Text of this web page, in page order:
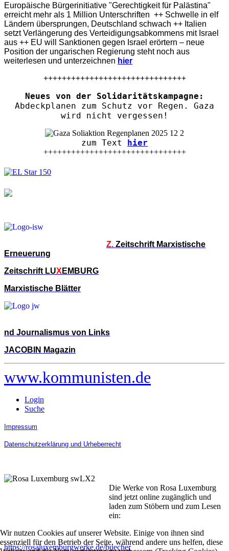
Europäische Bürgerinitiative "Gerechtigkeit für Palästina"
erreicht mehr als 1 Million Unterschriften ++ Schwelle in elf
Ländern übersprungen, Deutschland schwach ++ Italien
setzt Verlängerung des Verteidigungsabkommens mit Israel
aus ++ EU will Sanktionen gegen Israel erörtern – neue
Position der ungarischen Regierung steht noch aus
weiterlesen und unterzeichnen hier
+++++++++++++++++++++++++++++++
Neues von der Solidaritätskampagne:
Abdeckplanen zum Schutz vor Regen. Gaza
wird nicht vergessen!
zum Text hier
+++++++++++++++++++++++++++++++
Z. Zeitschrift Marxistische
Erneuerung
Zeitschrift LUX EMBURG
Marxistische Blätter
nd Journalismus von Links
JACOBIN Magazin
www.kommunisten.de
Login
Suche
Impressum
Datenschutzerklärung und Urheberrecht
Die Werke von Rosa Luxemburg
sind jetzt online zugänglich und
laden zum Stöbern und zum Lesen
ein:
https://rosaluxemburgwerke.de/buecher
Wir nutzen Cookies auf unserer Website. Einige von ihnen sind
essenziell für den Betrieb der Seite, während andere uns helfen, diese